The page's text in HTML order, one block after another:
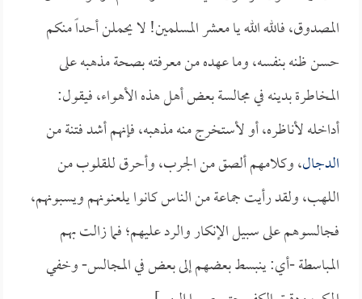
المصدوق، فالله الله يا معشر المسلمين! لا يحملن أحداً منكم
حسن ظنه بنفسه، وما عهده من معرفته بصحة مذهبه على
المخاطرة بدينه في مجالسة بعض أهل هذه الأهواء، فيقول:
أداخله لأناظره، أو لأستخرج منه مذهبه، فإنهم أشد فتنة من
الدجال، وكلامهم ألصق من الجرب، وأحرق للقلوب من
اللهب، ولقد رأيت جماعة من الناس كانوا يلعنونهم ويسبونهم،
فجالسوهم على سبيل الإنكار والرد عليهم؛ فما زالت بهم
المباسطة -أي: ينبسط بعضهم إلى بعض في المجالس- وخفي